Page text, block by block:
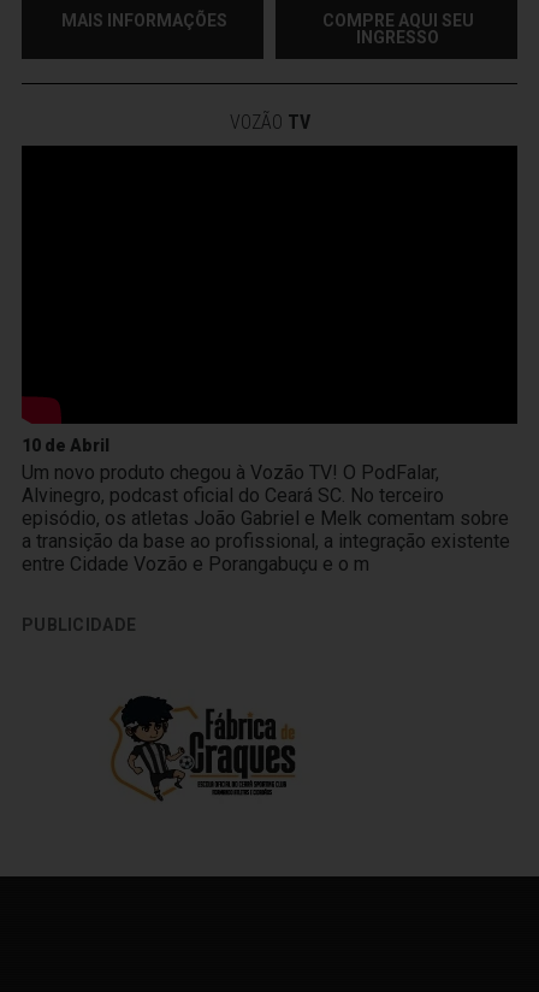
MAIS INFORMAÇÕES
COMPRE AQUI SEU
INGRESSO
VOZÃO TV
10 de Abril
Um novo produto chegou à Vozão TV! O PodFalar,
Alvinegro, podcast oficial do Ceará SC. No terceiro
episódio, os atletas João Gabriel e Melk comentam sobre
a transição da base ao profissional, a integração existente
entre Cidade Vozão e Porangabuçu e o m
PUBLICIDADE